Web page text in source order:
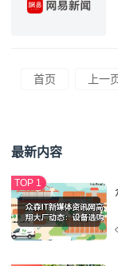
首页 上一
最新内容